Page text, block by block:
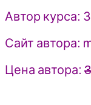
Кирилл
Автор курса:
Сайт автора:
Цена автора: